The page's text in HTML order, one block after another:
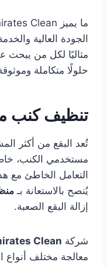
الجودة العالية
مثاليًا لكل من
حلولًا متكاملة
تنظيف كنب
تُعد البقع من أكثر
مستخدمي الكنب،
التعامل الخاطئ مع
يُنصح بالاستعانة بـ
إزالة البقع الصعبة.
شركة Clean
معالجة مختلف أنواع